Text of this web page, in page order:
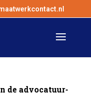
de advocatuur-